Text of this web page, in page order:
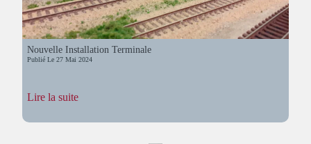
Nouvelle Installation Terminale
Publié Le27 Mai 2024
Lire la suite:
Installation